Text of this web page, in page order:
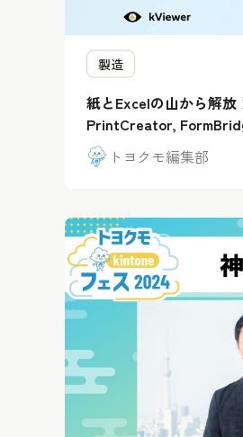
製造
紙とExcelの山から解
PrintCreator,
た帳票自動作成＆顧客DX
トヨクモ編集部